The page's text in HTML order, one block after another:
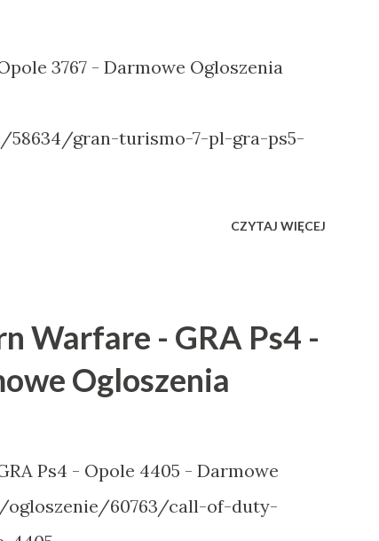
3767 - Darmowe Ogloszenia
gran-turismo-7-pl-gra-ps5-
CZYTAJ WIĘCEJ
Warfare - GRA Ps4 -
Ogloszenia
Ps4 - Opole 4405 - Darmowe
60763/call-of-duty-